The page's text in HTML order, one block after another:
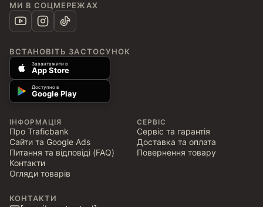
МИ В СОЦМЕРЕЖАХ
ВСТАНОВІТЬ ЗАСТОСУНОК
Завантажити в
App Store
Доступно в
Google Play
ІНФОРМАЦІЯ
Про Traficbank
Сайти та Google Ads
Питання та відповіді (FAQ)
Контакти
Огляди товарів
СЕРВІС
Сервіс та гарантія
Доставка та оплата
Повернення товару
КОНТАКТИ